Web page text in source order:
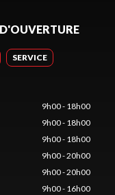
SERVICE
9h00 - 18h00
9h00 - 18h00
9h00 - 18h00
9h00 - 20h00
9h00 - 20h00
9h00 - 16h00